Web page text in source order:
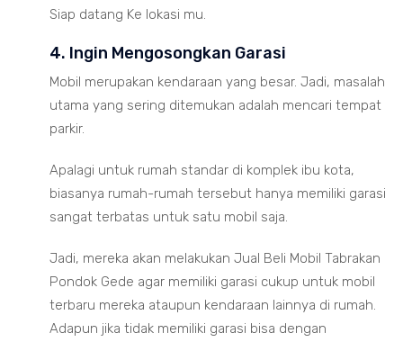
Siap datang Ke lokasi mu.
4. Ingin Mengosongkan Garasi
Mobil merupakan kendaraan yang besar. Jadi, masalah
utama yang sering ditemukan adalah mencari tempat
parkir.
Apalagi untuk rumah standar di komplek ibu kota,
biasanya rumah-rumah tersebut hanya memiliki garasi
sangat terbatas untuk satu mobil saja.
Jadi, mereka akan melakukan Jual Beli Mobil Tabrakan
Pondok Gede agar memiliki garasi cukup untuk mobil
terbaru mereka ataupun kendaraan lainnya di rumah.
Adapun jika tidak memiliki garasi bisa dengan